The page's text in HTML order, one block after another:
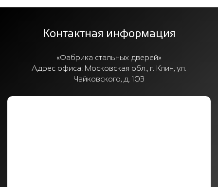
Контактная информация
«Фабрика стальных дверей»
Адрес офиса: Московская обл., г. Клин, ул.
Чайковского, д. 103